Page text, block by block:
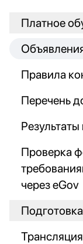
Платное
Правила
Перечень
Проверка
через eGov